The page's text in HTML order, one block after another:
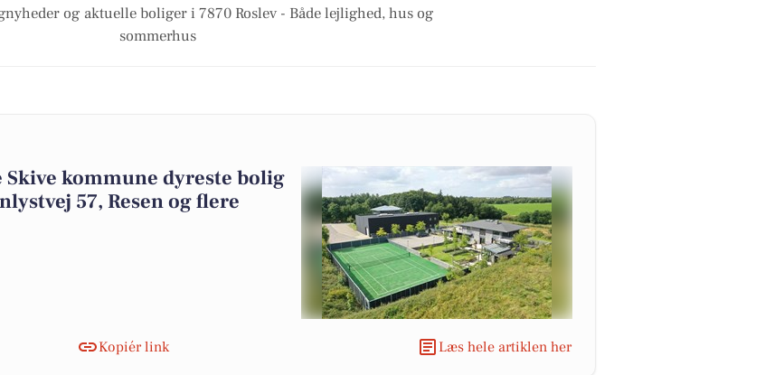
og aktuelle boliger i 7870 Roslev - Både lejlighed, hus og
sommerhus
kommune dyreste bolig
57, Resen og flere
Kopiér link Læs hele artiklen her